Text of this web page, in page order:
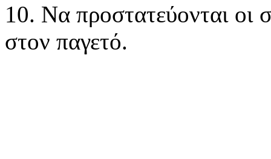
10. Να προστατεύονται οι
στον παγετό.